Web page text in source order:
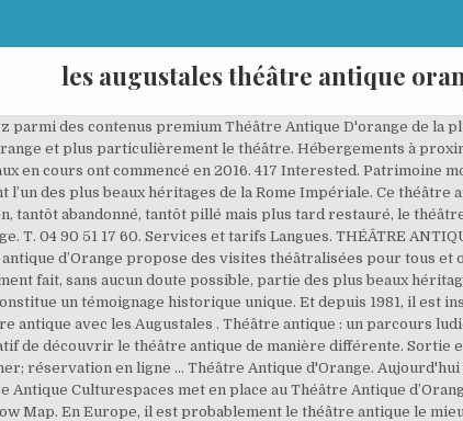
les augustales théâtre antique
parmi des contenus premium Théâtre Antique D'orange de la
et plus particulièrement le théâtre. Hébergements à
en cours ont commencé en 2016. 417 Interested. Patrimoine
l’un des plus beaux héritages de la Rome Impériale. Ce
tantôt abandonné, tantôt pillé mais plus tard restauré, le
T. 04 90 51 17 60. Services et tarifs Langues. THÉÂTRE
d’Orange propose des visites théâtralisées pour tous
fait, sans aucun doute possible, partie des plus beaux
un témoignage historique unique. Et depuis 1981, il est
antique avec les Augustales . Théâtre antique : un parcours
de découvrir le théâtre antique de manière différente. Sortie
réservation en ligne ... Théâtre Antique d'Orange.
Culturespaces met en place au Théâtre Antique
Map. En Europe, il est probablement le théâtre antique le